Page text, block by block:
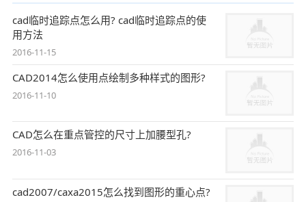
cad临时追踪点怎么用? cad临时追踪点的使
用方法
2016-11-15
CAD2014怎么使用点绘制多种样式的图形?
2016-11-10
CAD怎么在重点管控的尺寸上加腰型孔?
2016-11-03
cad2007/caxa2015怎么找到图形的重心点?